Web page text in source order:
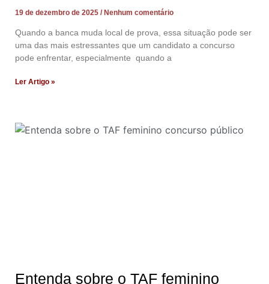
19 de dezembro de 2025 Nenhum comentário
Quando a banca muda local de prova, essa situação pode ser
uma das mais estressantes que um candidato a concurso
pode enfrentar, especialmente quando a
Ler Artigo »
Entenda sobre o TAF feminino